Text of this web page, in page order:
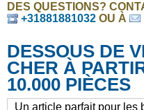
DES QUESTIONS?
+31881881032 OU À
DESSOUS DE
CHER À
10.000 PIÈCES
Un article parfait pour les